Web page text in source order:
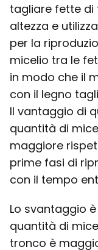
tagliare fette
altezza e
per la
micelio tra le
in modo che il
con il legno
Il vantaggio di
quantità di
maggiore
prime fasi di
con il tempo
Lo svantaggio
quantità di
tronco è